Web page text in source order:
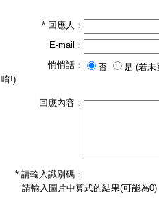
* 回應人：
E-mail：
悄悄話：
否
是 (若未
唷!)
回應內容：
* 請輸入識別碼：
請輸入圖片中算式的結果(可能為0)